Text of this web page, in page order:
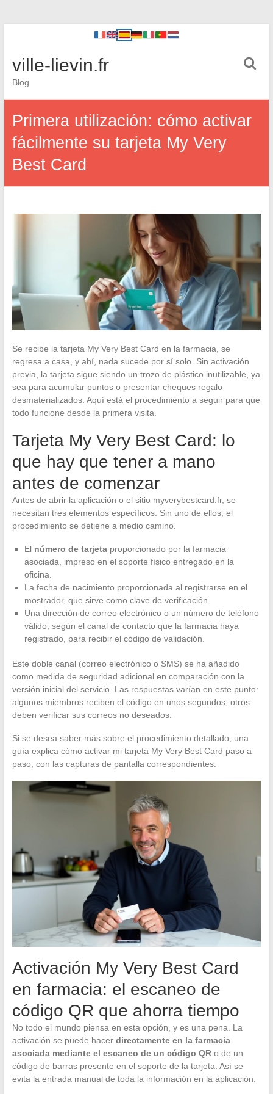
ville-lievin.fr
Blog
Primera utilización: cómo activar
fácilmente su tarjeta My Very
Best Card
Se recibe la tarjeta My Very Best Card en la farmacia, se
regresa a casa, y ahí, nada sucede por sí solo. Sin activación
previa, la tarjeta sigue siendo un trozo de plástico inutilizable, ya
sea para acumular puntos o presentar cheques regalo
desmaterializados. Aquí está el procedimiento a seguir para que
todo funcione desde la primera visita.
Tarjeta My Very Best Card: lo
que hay que tener a mano
antes de comenzar
Antes de abrir la aplicación o el sitio myverybestcard.fr, se
necesitan tres elementos específicos. Sin uno de ellos, el
procedimiento se detiene a medio camino.
El número de tarjetaproporcionado por la farmacia
asociada, impreso en el soporte físico entregado en la
oficina.
La fecha de nacimiento proporcionada al registrarse en el
mostrador, que sirve como clave de verificación.
Una dirección de correo electrónico o un número de teléfono
válido, según el canal de contacto que la farmacia haya
registrado, para recibir el código de validación.
Este doble canal (correo electrónico o SMS) se ha añadido
como medida de seguridad adicional en comparación con la
versión inicial del servicio. Las respuestas varían en este punto:
algunos miembros reciben el código en unos segundos, otros
deben verificar sus correos no deseados.
Si se desea saber más sobre el procedimiento detallado, una
guía explica cómo activar mi tarjeta My Very Best Card paso a
paso, con las capturas de pantalla correspondientes.
Activación My Very Best Card
en farmacia: el escaneo de
código QR que ahorra tiempo
No todo el mundo piensa en esta opción, y es una pena. La
activación se puede hacer directamente en la farmacia
asociada mediante el escaneo de un código QRo de un
código de barras presente en el soporte de la tarjeta. Así se
evita la entrada manual de toda la información en la aplicación.